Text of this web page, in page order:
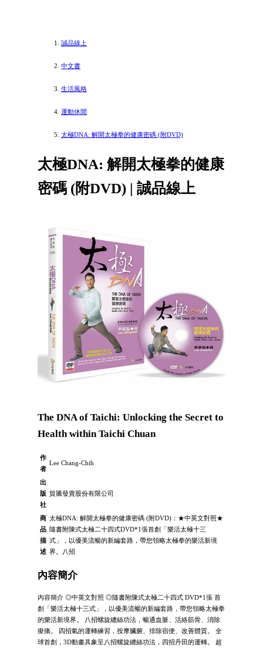
誠品線上
中文書
生活風格
運動休閒
太極DNA: 解開太極拳的健康密碼 (附DVD)
太極DNA: 解開太極拳的健康
密碼 (附DVD) | 誠品線上
The DNA of Taichi: Unlocking the Secret to
Health within Taichi Chuan
作
者
Lee Chang-Chih
出
版
社
貿騰發賣股份有限公司
商
品
描
述
太極DNA: 解開太極拳的健康密碼 (附DVD)：★中英文對照★
隨書附陳式太極二十四式DVD*1張首創「樂活太極十三
式」，以優美流暢的新編套路，帶您領略太極拳的樂活新境
界。八招
內容簡介
內容簡介 ◎中英文對照 ◎隨書附陳式太極二十四式 DVD*1張 首
創「樂活太極十三式」，以優美流暢的新編套路，帶您領略太極拳
的樂活新境界。 八招螺旋纏絲功法，暢通血脈、活絡筋骨、消除
痠痛。 四招氣的運轉練習，按摩臟腑、排除宿便、改善體質。 全
球首創，3D動畫具象呈八招螺旋纏絲功法，四招丹田的運轉。 超